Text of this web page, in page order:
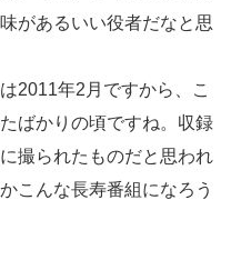
があるいい役者だなと思
2011年2月ですから、こ
ばかりの頃ですね。収録
撮られたものだと思われ
こんな長寿番組になろう